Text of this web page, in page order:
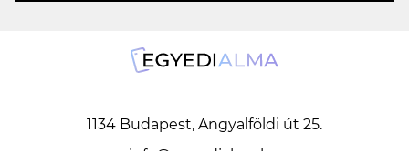
info@egyedialma.hu